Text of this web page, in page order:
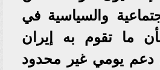
والسياسية في
ما تقوم به إيران
يومي غير محدود